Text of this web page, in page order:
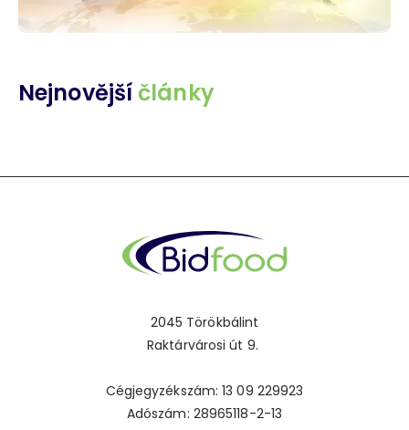
Nejnovějšíčlánky
2045 Törökbálint
Raktárvárosi út 9.
Cégjegyzékszám: 13 09 229923
Adószám: 28965118-2-13